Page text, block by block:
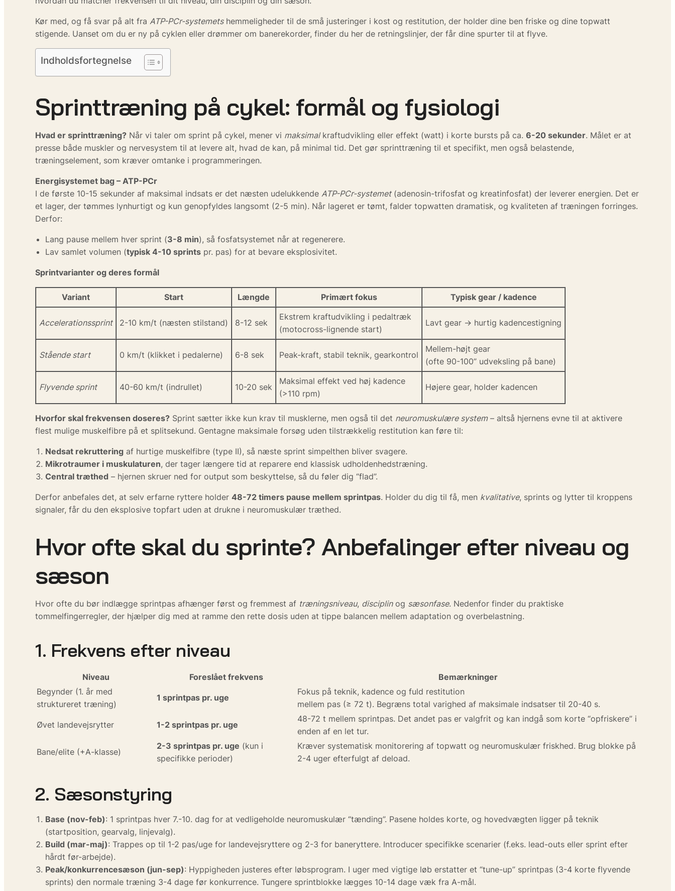
Kør med, og få svar på alt fra ATP-PCr-systemetshemmeligheder til de små justeringer i kost og restitution, der holder dine ben friske og dine topwatt
stigende. Uanset om du er ny på cyklen eller drømmer om banerekorder, finder du her de retningslinjer, der får dine spurter til at flyve.
Indholdsfortegnelse
Sprinttræning på cykel: formål og fysiologi
Hvad er sprinttræning? Når vi taler om sprint på cykel, mener vi maksimalkraftudvikling eller effekt (watt) i korte bursts på ca. 6-20 sekunder. Målet er at
presse både muskler og nervesystem til at levere alt, hvad de kan, på minimal tid. Det gør sprinttræning til et specifikt, men også belastende,
træningselement, som kræver omtanke i programmeringen.
Energisystemet bag – ATP-PCr
I de første 10-15 sekunder af maksimal indsats er det næsten udelukkende ATP-PCr-systemet(adenosin-trifosfat og kreatinfosfat) der leverer energien. Det er
et lager, der tømmes lynhurtigt og kun genopfyldes langsomt (2-5 min). Når lageret er tømt, falder topwatten dramatisk, og kvaliteten af træningen forringes.
Derfor:
Lang pause mellem hver sprint (3-8 min), så fosfatsystemet når at regenerere.
Lav samlet volumen (typisk 4-10 sprints pr. pas) for at bevare eksplosivitet.
Sprintvarianter og deres formål
Variant Start Længde Primært fokus Typisk gear / kadence
Accelerationssprint 2-10 km/t (næsten stilstand) 8-12 sek
Ekstrem kraftudvikling i pedaltræk
(motocross-lignende start)
Lavt gear → hurtig kadencestigning
Stående start 0 km/t (klikket i pedalerne) 6-8 sek Peak-kraft, stabil teknik, gearkontrol
Mellem-højt gear
(ofte 90-100” udveksling på bane)
Flyvende sprint 40-60 km/t (indrullet) 10-20 sek
Maksimal effekt ved høj kadence
(>110 rpm)
Højere gear, holder kadencen
Hvorfor skal frekvensen doseres? Sprint sætter ikke kun krav til musklerne, men også til det neuromuskulære system– altså hjernens evne til at aktivere
flest mulige muskelfibre på et splitsekund. Gentagne maksimale forsøg uden tilstrækkelig restitution kan føre til:
Nedsat rekruttering af hurtige muskelfibre (type II), så næste sprint simpelthen bliver svagere.
Mikrotraumer i muskulaturen, der tager længere tid at reparere end klassisk udholdenhedstræning.
Central træthed – hjernen skruer ned for output som beskyttelse, så du føler dig “flad”.
Derfor anbefales det, at selv erfarne ryttere holder 48-72 timers pause mellem sprintpas. Holder du dig til få, men kvalitative, sprints og lytter til kroppens
signaler, får du den eksplosive topfart uden at drukne i neuromuskulær træthed.
Hvor ofte skal du sprinte? Anbefalinger efter niveau og
sæson
Hvor ofte du bør indlægge sprintpas afhænger først og fremmest af træningsniveau, disciplinog sæsonfase. Nedenfor finder du praktiske
tommelfingerregler, der hjælper dig med at ramme den rette dosis uden at tippe balancen mellem adaptation og overbelastning.
1. Frekvens efter niveau
Niveau Foreslået frekvens
Bemærkninger
Begynder (1. år med
struktureret træning)
1 sprintpas pr. uge
Fokus på teknik, kadence og fuld restitution
mellem pas (≥ 72 t). Begræns total varighed af maksimale indsatser til 20-40 s.
Øvet landevejsrytter 1-2 sprintpas pr. uge
48-72 t mellem sprintpas. Det andet pas er valgfrit og kan indgå som korte “opfriskere” i
enden af en let tur.
Bane/elite (+A-klasse)
2-3 sprintpas pr. uge (kun i
specifikke perioder)
Kræver systematisk monitorering af topwatt og neuromuskulær friskhed. Brug blokke på
2-4 uger efterfulgt af deload.
2. Sæsonstyring
Base (nov-feb): 1 sprintpas hver 7.-10. dag for at vedligeholde neuromuskulær “tænding”. Pasene holdes korte, og hovedvægten ligger på teknik
(startposition, gearvalg, linjevalg).
Build (mar-maj): Trappes op til 1-2 pas/uge for landevejsryttere og 2-3 for baneryttere. Introducer specifikke scenarier (f.eks. lead-outs eller sprint efter
hårdt før-arbejde).
Peak/konkurrencesæson (jun-sep): Hyppigheden justeres efter løbsprogram. I uger med vigtige løb erstatter et “tune-up” sprintpas (3-4 korte flyvende
sprints) den normale træning 3-4 dage før konkurrence. Tungere sprintblokke lægges 10-14 dage væk fra A-mål.